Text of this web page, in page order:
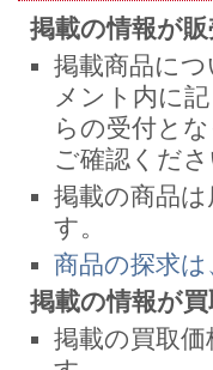
掲載の情報が
掲載商品に
メント内に
らの受付と
ご確認くださ
掲載の商品
す。
商品の探求
掲載の情報が
掲載の買取